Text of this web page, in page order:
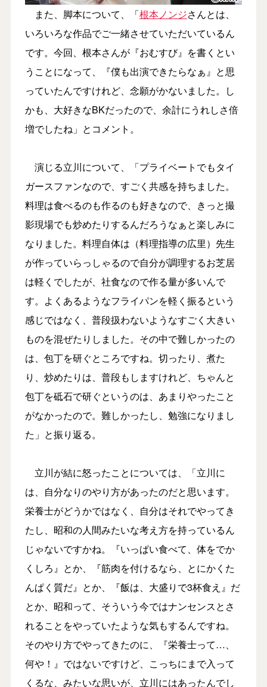
また、脚本について、「根本ノンジさんとは、
いろいろな作品でご一緒させていただいているん
です。今回、根本さんが『おむすび』を書くとい
うことになって、『僕も出演できたらなぁ』と思
っていたんですけれど、念願がかないました。し
かも、大好きなBKだったので、余計にうれしさ倍
増でしたね」とコメント。
演じる立川について、「プライベートでもタイ
ガースファンなので、すごく共感を持ちました。
料理は食べるのも作るのも好きなので、きっと撮
影現場でも炒めたりするんだろうなぁと楽しみに
なりました。料理自体は（料理指導の広里）先生
が作っていらっしゃるので自分が調理するお芝居
は軽くでしたが、社食なので作る量が多いんで
す。よくあるようなフライパンを軽く振るという
感じではなく、普段扱わないようなすごく大きい
ものを混ぜたりしました。その中で難しかったの
は、包丁を研ぐところですね。切ったり、煮た
り、炒めたりは、普段もしますけれど、ちゃんと
包丁を砥石で研ぐというのは、あまりやったこと
がなかったので。難しかったし、勉強になりまし
た」と振り返る。
立川が結に怒ったことについては、「立川に
は、自分なりのやり方があったのだと思います。
栄養士がどうかではなく、自分はそれでやってき
たし、昭和の人間みたいな考え方を持っているん
じゃないですかね。『いっぱい食べて、体をでか
くしろ』とか、『筋肉を付けるなら、とにかくた
んぱく質だ』とか、『飯は、大盛りで3杯食え』だ
とか、昭和って、そういう今ではナンセンスとさ
れることをやっていたような気もするんですね。
そのやり方でやってきたのに、『栄養士って…、
何や！』ではないですけど、こっちにまで入って
くるな、みたいな思いが、立川にはあったんでし